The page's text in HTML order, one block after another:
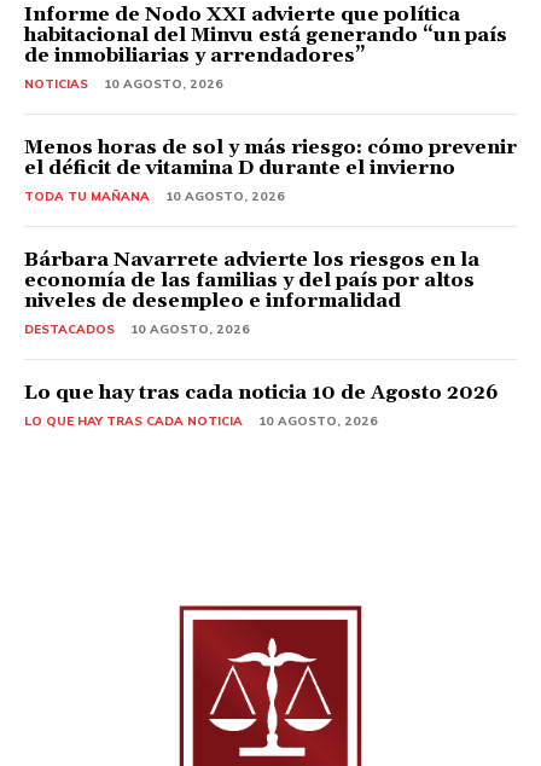
Informe de Nodo XXI advierte que política
habitacional del Minvu está generando “un país
de inmobiliarias y arrendadores”
NOTICIAS 10 AGOSTO, 2026
Menos horas de sol y más riesgo: cómo prevenir
el déficit de vitamina D durante el invierno
TODA TU MAÑANA 10 AGOSTO, 2026
Bárbara Navarrete advierte los riesgos en la
economía de las familias y del país por altos
niveles de desempleo e informalidad
DESTACADOS 10 AGOSTO, 2026
Lo que hay tras cada noticia 10 de Agosto 2026
LO QUE HAY TRAS CADA NOTICIA 10 AGOSTO, 2026